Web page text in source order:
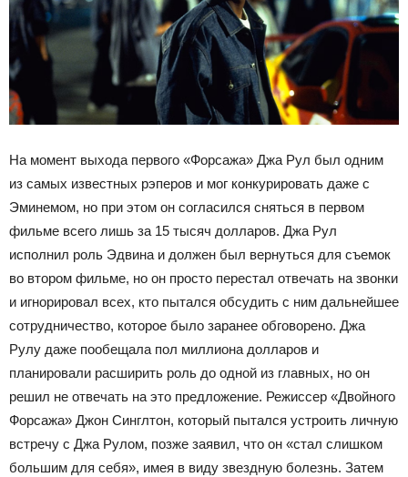
На момент выхода первого «Форсажа» Джа Рул был одним
из самых известных рэперов и мог конкурировать даже с
Эминемом, но при этом он согласился сняться в первом
фильме всего лишь за 15 тысяч долларов. Джа Рул
исполнил роль Эдвина и должен был вернуться для съемок
во втором фильме, но он просто перестал отвечать на звонки
и игнорировал всех, кто пытался обсудить с ним дальнейшее
сотрудничество, которое было заранее обговорено. Джа
Рулу даже пообещала пол миллиона долларов и
планировали расширить роль до одной из главных, но он
решил не отвечать на это предложение. Режиссер «Двойного
Форсажа» Джон Синглтон, который пытался устроить личную
встречу с Джа Рулом, позже заявил, что он «стал слишком
большим для себя», имея в виду звездную болезнь. Затем